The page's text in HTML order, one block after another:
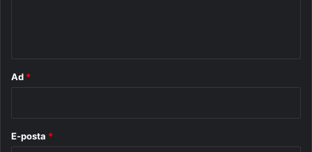
Ad *
E-posta *